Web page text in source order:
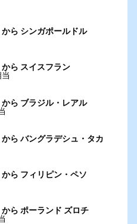
ら シンガポールドル
ら スイスフラン
ら ブラジル・レアル
ら バングラデシュ・タカ
ら フィリピン・ペソ
ら ポーランド ズロチ